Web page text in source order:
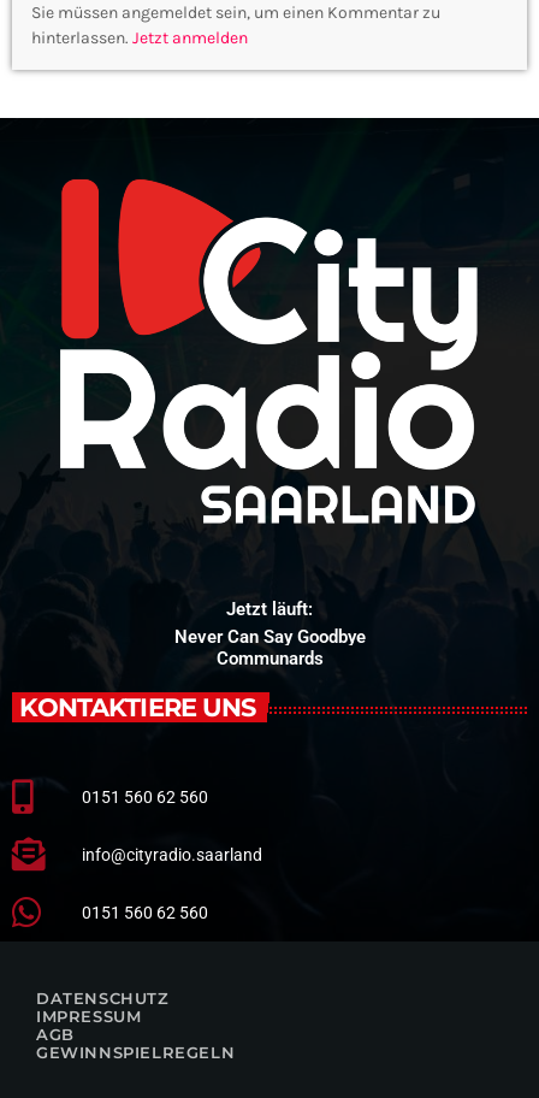
Sie müssen angemeldet sein, um einen Kommentar zu
hinterlassen. Jetzt anmelden
Jetzt läuft:
Nobody Like You
St. Lundi
KONTAKTIERE UNS
0151 560 62 560
info@cityradio.saarland
0151 560 62 560
DATENSCHUTZ
IMPRESSUM
AGB
GEWINNSPIELREGELN